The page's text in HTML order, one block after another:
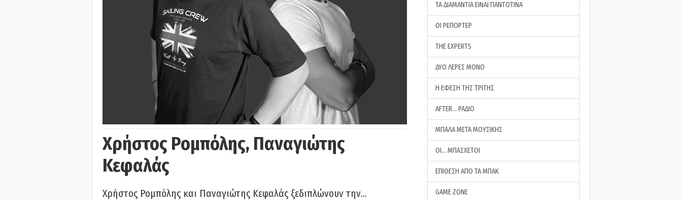
Χρήστος Ρομπόλης, Παναγιώτης
Κεφαλάς
Χρήστος Ρομπόλης και Παναγιώτης Κεφαλάς ξεδιπλώνουν την…
ΤΑ ΔΙΑΜΑΝΤΙΑ ΕΙΝΑΙ ΠΑΝΤΟΤΙΝΑ
ΟΙ ΡΕΠΟΡΤΕΡ
THE EXPERTS
ΔΥΟ ΛΕΡΕΣ ΜΟΝΟ
Η ΕΦΕΣΗ ΤΗΣ ΤΡΙΤΗΣ
AFTER… ΡΑΔΙΟ
ΜΠΑΛΑ ΜΕΤΑ ΜΟΥΣΙΚΗΣ
ΟΙ… ΜΠΑΣΧΕΤΟΙ
ΕΠΙΘΕΣΗ ΑΠΟ ΤΑ ΜΠΑΚ
GAME ZONE